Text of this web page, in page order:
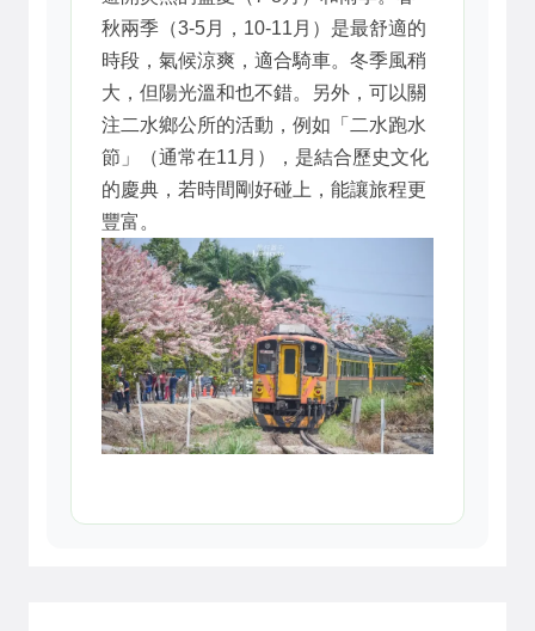
秋兩季（3-5月，10-11月）是最舒適的
時段，氣候涼爽，適合騎車。冬季風稍
大，但陽光溫和也不錯。另外，可以關
注二水鄉公所的活動，例如「二水跑水
節」（通常在11月），是結合歷史文化
的慶典，若時間剛好碰上，能讓旅程更
豐富。